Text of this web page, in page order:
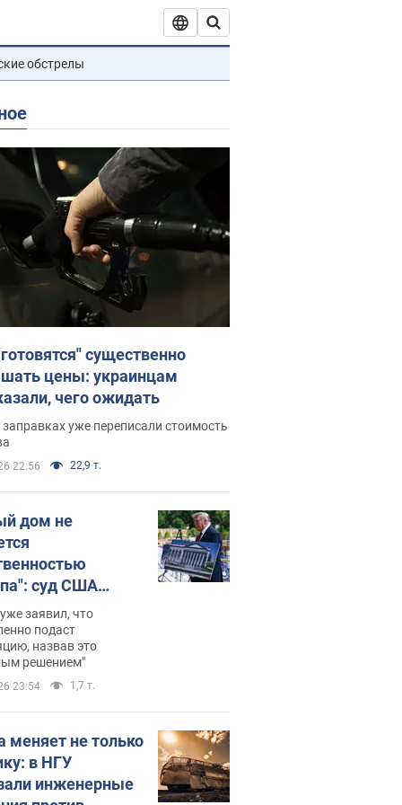
обстрелы
существенно
цены: украинцам
чего ожидать
уже переписали стоимость
22:56 22,9 т.
дом не
суд США
зала
400 млн
заявил, что
подаст
назвав это
решением"
23:54 1,7 т.
меняет не только
в НГУ
инженерные